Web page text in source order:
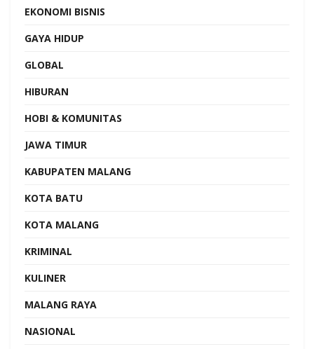
EKONOMI BISNIS
GAYA HIDUP
GLOBAL
HIBURAN
HOBI & KOMUNITAS
JAWA TIMUR
KABUPATEN MALANG
KOTA BATU
KOTA MALANG
KRIMINAL
KULINER
MALANG RAYA
NASIONAL